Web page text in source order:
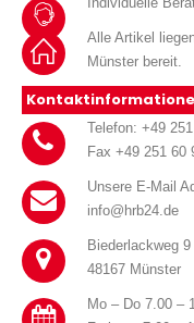
Alle Artikel
Münster bereit.
Telefon: +49
Fax +49 251 60
Unsere E-Mail
info@hrb24.de
Biederlackweg 9
48167 Münster
Mo – Do 7.00 –